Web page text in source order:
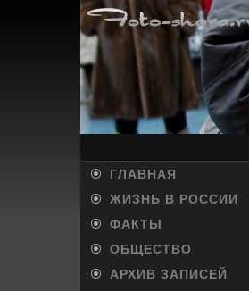
ГЛАВНАЯ
ЖИЗНЬ В РОССИИ
ФАКТЫ
ОБЩЕСТВО
АРХИВ ЗАПИСЕЙ